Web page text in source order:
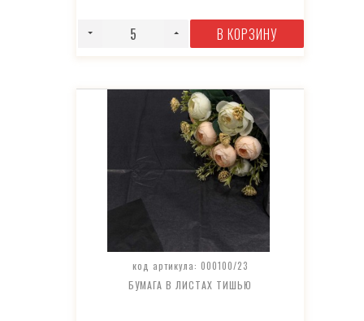
В КОРЗИНУ
код артикула: 000100/23
БУМАГА В ЛИСТАХ ТИШЬЮ